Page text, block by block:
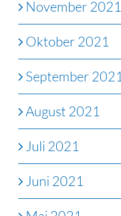
November 2021
Oktober 2021
September 2021
August 2021
Juli 2021
Juni 2021